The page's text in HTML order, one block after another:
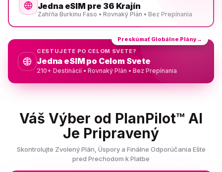
Jedna eSIM pre 36 Krajín
Zahŕňa Burkinu Faso • Rovnaký Plán • Bez Prepínania
CESTUJETE PO CELOM SVETE?
Jedna eSIM po Celom Svete
210+ Destinácií • Rovnaký Plán • Bez Prepínania
Preskúmať Globálne Plány→
Váš Výber od PlanPilot™ AI
Je Pripravený
Skontrolujte Zvolený Plán, Úspory a Finálne Odporúčania Ešte
pred Prechodom k Platbe